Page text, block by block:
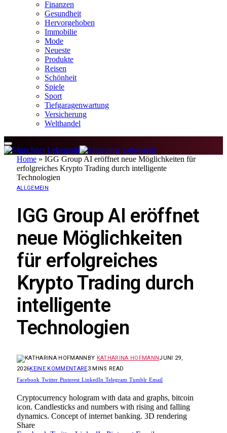
Finanzen
Gesundheit
Hervorgehoben
Immobilie
Mode
Neueste
Produkte
Reisen
Schönheit
Spiele
Sport
Tiefgaragenwartung
Versicherung
Welthandel
Home » IGG Group AI eröffnet neue Möglichkeiten für
erfolgreiches Krypto Trading durch intelligente
Technologien
ALLGEMEIN
IGG Group AI eröffnet
neue Möglichkeiten
für erfolgreiches
Krypto Trading durch
intelligente
Technologien
BY KATHARINA HOFMANNJUNI 29,
2026KEINE KOMMENTARE3 MINS READ
Facebook Twitter Pinterest LinkedIn Telegram Tumblr Email
Cryptocurrency hologram with data and graphs, bitcoin
icon. Candlesticks and numbers with rising and falling
dynamics. Concept of internet banking. 3D rendering
Share